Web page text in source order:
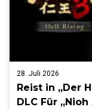
28. Juli 2026
Reist in „Der
DLC Für